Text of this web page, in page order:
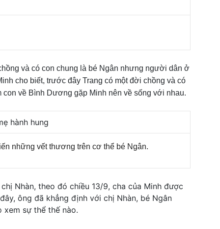
và có con chung là bé Ngân nhưng người dân ở
cho biết, trước đây Trang có một đời chồng và có
về Bình Dương gặp Minh nên về sống với nhau.
những vết thương trên cơ thể bé Ngân.
Nhàn, theo đó chiều 13/9, cha của Minh được
ông đã khẳng định với chị Nhàn, bé Ngân
xem sự thể thế nào.